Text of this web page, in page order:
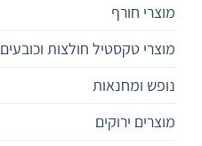
מוצרי חורף
מוצרי טקסטיל חולצות וכובעים
נופש ומחנאות
מוצרים ירוקים